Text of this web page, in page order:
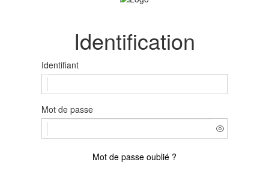
Identification
Identifiant
Mot de passe
Mot de passe oublié ?